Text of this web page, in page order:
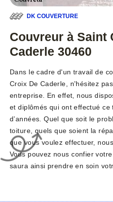
DK COUVERTURE
Couvreur à Saint
Caderle 30460
Dans le cadre d'un travail de
Croix De Caderle, n'hésitez
entreprise. En effet, nous
et diplômés qui ont effectué
d’années. Quel que soit le
toiture, quels que soient la
que vous voulez effectuer,
Vous pouvez nous confier
saura ainsi prendre en soin